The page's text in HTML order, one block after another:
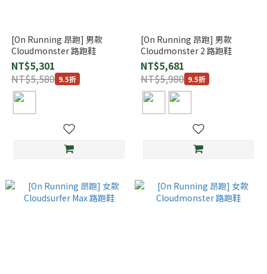
[On Running 昂跑] 男款
Cloudmonster 路跑鞋
NT$5,301
NT$5,580 9.5折
[On Running 昂跑] 男款
Cloudmonster 2 路跑鞋
NT$5,681
NT$5,980 9.5折